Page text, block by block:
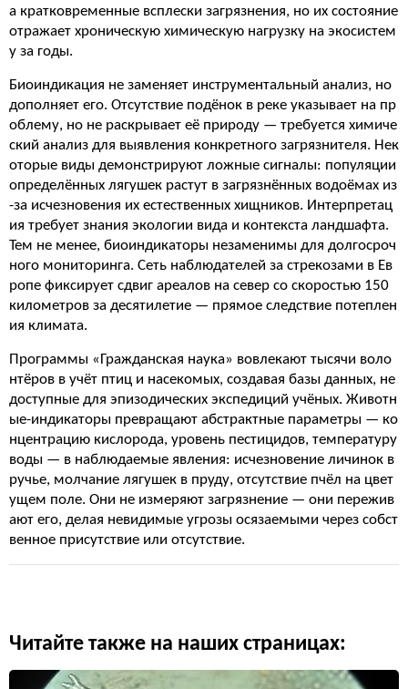
а кратковременные всплески загрязнения, но их состояние
отражает хроническую химическую нагрузку на экосистем
у за годы.
Биоиндикация не заменяет инструментальный анализ, но
дополняет его. Отсутствие подёнок в реке указывает на пр
облему, но не раскрывает её природу — требуется химиче
ский анализ для выявления конкретного загрязнителя. Нек
оторые виды демонстрируют ложные сигналы: популяции
определённых лягушек растут в загрязнённых водоёмах из
-за исчезновения их естественных хищников. Интерпретац
ия требует знания экологии вида и контекста ландшафта.
Тем не менее, биоиндикаторы незаменимы для долгосроч
ного мониторинга. Сеть наблюдателей за стрекозами в Ев
ропе фиксирует сдвиг ареалов на север со скоростью 150
километров за десятилетие — прямое следствие потеплен
ия климата.
Программы «Гражданская наука» вовлекают тысячи воло
нтёров в учёт птиц и насекомых, создавая базы данных, не
доступные для эпизодических экспедиций учёных. Животн
ые-индикаторы превращают абстрактные параметры — ко
нцентрацию кислорода, уровень пестицидов, температуру
воды — в наблюдаемые явления: исчезновение личинок в
ручье, молчание лягушек в пруду, отсутствие пчёл на цвет
ущем поле. Они не измеряют загрязнение — они пережив
ают его, делая невидимые угрозы осязаемыми через собст
венное присутствие или отсутствие.
Читайте также на наших страницах: